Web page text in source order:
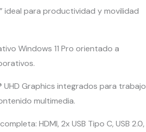
ideal para productividad y movilidad
Windows 11 Pro orientado a
UHD Graphics integrados para trabajo
multimedia.
HDMI, 2x USB Tipo C, USB 2.0,